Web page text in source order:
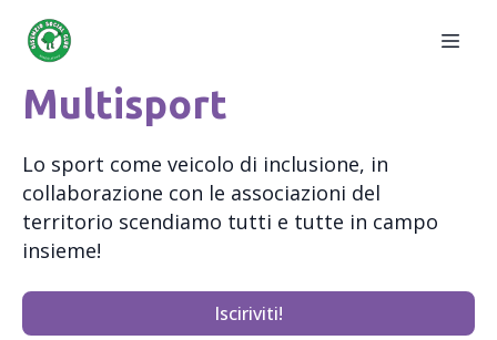
Multisport
Lo sport come veicolo di inclusione, in
collaborazione con le associazioni del
territorio scendiamo tutti e tutte in campo
insieme!
Isciriviti!